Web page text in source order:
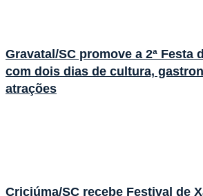
Gravatal/SC promove a 2ª Festa
com dois dias de cultura,
atrações
Criciúma/SC recebe Festival de